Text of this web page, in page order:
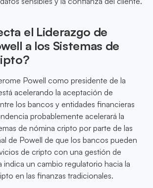
el Liderazgo de
a los Sistemas de
Powell como presidente de la
acelerando la aceptación de
los bancos y entidades financieras
probablemente acelerará la
de nómina cripto por parte de las
de Powell de que los bancos pueden
de cripto con una gestión de
indica un cambio regulatorio hacia la
en las finanzas tradicionales.